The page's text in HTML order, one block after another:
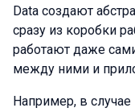
Data создают
сразу из коробки
работают даже
между ними и
Например, в